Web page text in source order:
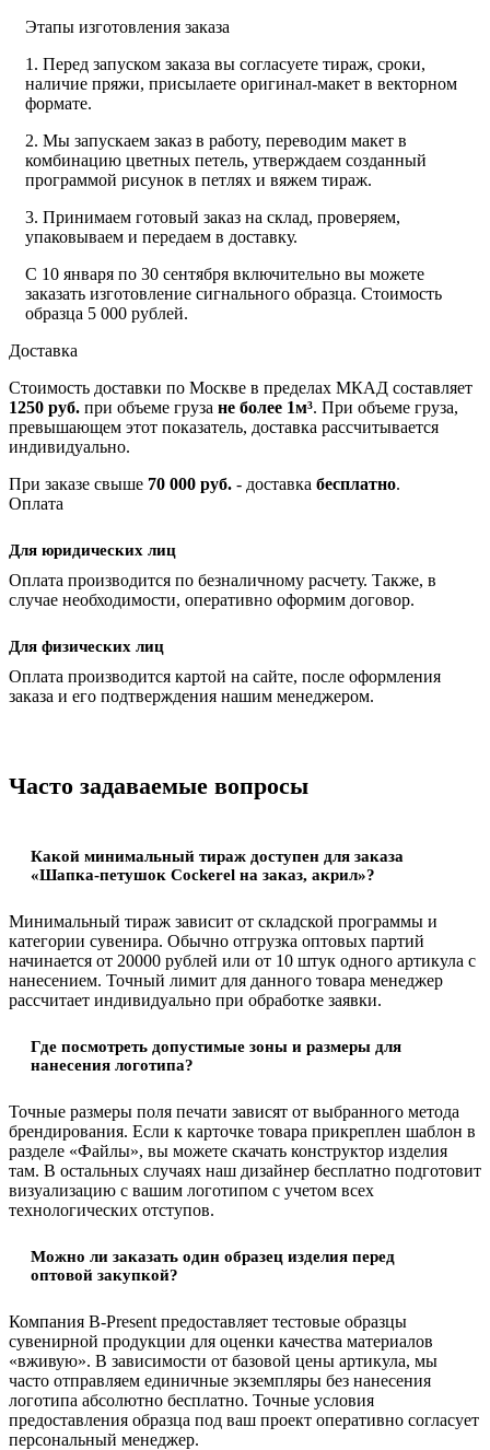
Этапы изготовления заказа
1. Перед запуском заказа вы согласуете тираж, сроки,
наличие пряжи, присылаете оригинал-макет в векторном
формате.
2. Мы запускаем заказ в работу, переводим макет в
комбинацию цветных петель, утверждаем созданный
программой рисунок в петлях и вяжем тираж.
3. Принимаем готовый заказ на склад, проверяем,
упаковываем и передаем в доставку.
С 10 января по 30 сентября включительно вы можете
заказать изготовление сигнального образца. Стоимость
образца 5 000 рублей.
Доставка
Стоимость доставки по Москве в пределах МКАД составляет
1250 руб. при объеме груза не более 1м³. При объеме груза,
превышающем этот показатель, доставка рассчитывается
индивидуально.
При заказе свыше 70 000 руб. - доставка бесплатно.
Оплата
Для юридических лиц
Оплата производится по безналичному расчету. Также, в
случае необходимости, оперативно оформим договор.
Для физических лиц
Оплата производится картой на сайте, после оформления
заказа и его подтверждения нашим менеджером.
Часто задаваемые вопросы
Какой минимальный тираж доступен для заказа
«Шапка-петушок Cockerel на заказ, акрил»?
Минимальный тираж зависит от складской программы и
категории сувенира. Обычно отгрузка оптовых партий
начинается от 20000 рублей или от 10 штук одного артикула с
нанесением. Точный лимит для данного товара менеджер
рассчитает индивидуально при обработке заявки.
Где посмотреть допустимые зоны и размеры для
нанесения логотипа?
Точные размеры поля печати зависят от выбранного метода
брендирования. Если к карточке товара прикреплен шаблон в
разделе «Файлы», вы можете скачать конструктор изделия
там. В остальных случаях наш дизайнер бесплатно подготовит
визуализацию с вашим логотипом с учетом всех
технологических отступов.
Можно ли заказать один образец изделия перед
оптовой закупкой?
Компания B-Present предоставляет тестовые образцы
сувенирной продукции для оценки качества материалов
«вживую». В зависимости от базовой цены артикула, мы
часто отправляем единичные экземпляры без нанесения
логотипа абсолютно бесплатно. Точные условия
предоставления образца под ваш проект оперативно согласует
персональный менеджер.